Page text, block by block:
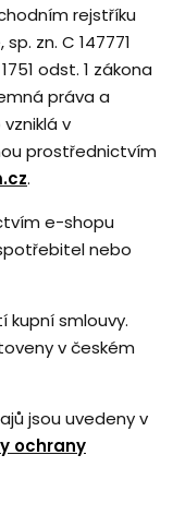
rejstříku
zn. C 147771
odst. 1 zákona
práva a
v
prostřednictvím
.
e-shopu
nebo
kupní smlouvy.
v českém
jsou uvedeny v
ochrany